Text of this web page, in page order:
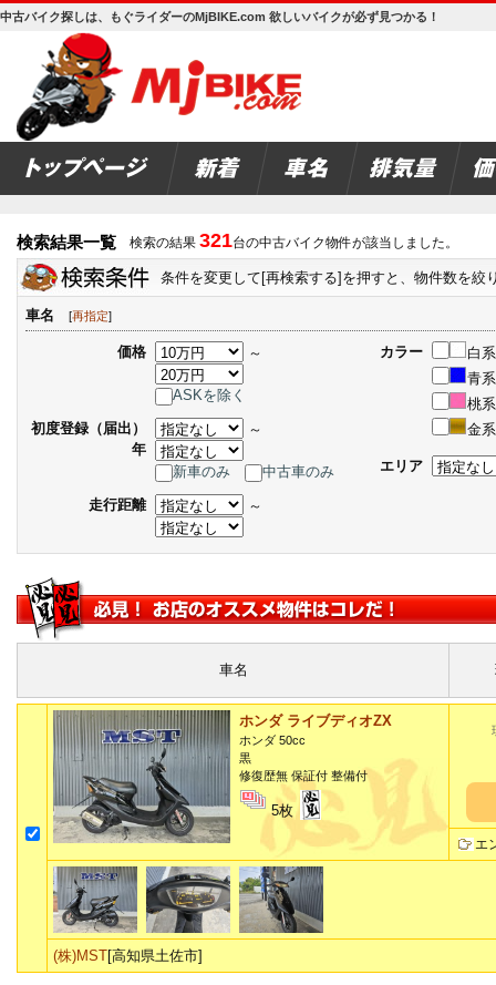
中古バイク探しは、もぐライダーのMjBIKE.com 欲しいバイクが必ず見つかる！
検索結果一覧 検索の結果 321台の中古バイク物件が該当しました。
条件を変更して[再検索する]を押すと、物件数を絞
車名 [再指定]
価格 ～
ASKを除く
初度登録（届出）
年
～
新車のみ
中古車のみ
走行距離
～
カラー
白系
青系
桃系
金系
エリア
車名
ホンダ ライブディオZX
ホンダ 50cc
黒
修復歴無 保証付 整備付
5枚
エ
(株)MST[高知県土佐市]